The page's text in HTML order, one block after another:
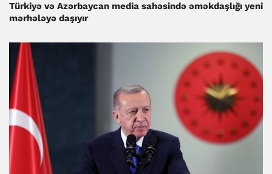
Türkiyə və Azərbaycan media sahəsində əməkdaşlığı yeni
mərhələyə daşıyır